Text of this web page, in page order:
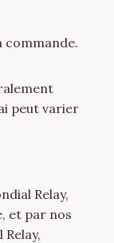
commande.
peut varier
Relay,
et par nos